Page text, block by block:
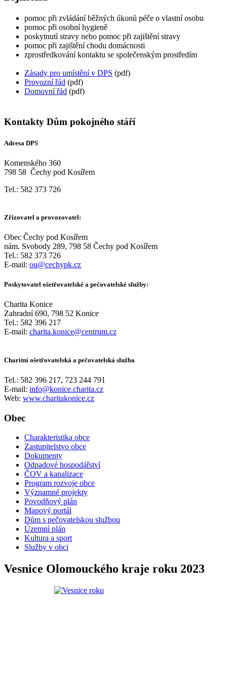
pomoc při zvládání běžných úkonů péče o vlastní osobu
pomoc při osobní hygieně
poskytnutí stravy nebo pomoc při zajištění stravy
pomoc při zajištění chodu domácnosti
zprostředkování kontaktu se společenským prostředím
Zásady pro umístění v DPS (pdf)
Provozní řád (pdf)
Domovní řád (pdf)
Kontakty Dům pokojného stáří
Adresa DPS
Komenského 360
798 58 Čechy pod Kosířem
Tel.: 582 373 726
Zřizovatel a provozovatel:
Obec Čechy pod Kosířem
nám. Svobody 289, 798 58 Čechy pod Kosířem
Tel.: 582 373 726
E-mail: ou@cechypk.cz
Poskytovatel ošetřovatelské a pečovatelské služby:
Charita Konice
Zahradní 690, 798 52 Konice
Tel.: 582 396 217
E-mail: charita.konice@centrum.cz
Charitní ošetřovatelská a pečovatelská služba
Tel.: 582 396 217, 723 244 791
E-mail: info@konice.charita.cz
Web: www.charitakonice.cz
Obec
Charakteristika obce
Zastupitelstvo obce
Dokumenty
Odpadové hospodářství
ČOV a kanalizace
Program rozvoje obce
Významné projekty
Povodňový plán
Mapový portál
Dům s pečovatelskou službou
Územní plán
Kultura a sport
Služby v obci
Vesnice Olomouckého kraje roku 2023